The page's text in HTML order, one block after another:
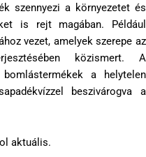
szennyezi a környezetet és
is rejt magában. Például
vezet, amelyek szerepe az
közismert. A
a helytelen
beszivárogva a
aktuális.